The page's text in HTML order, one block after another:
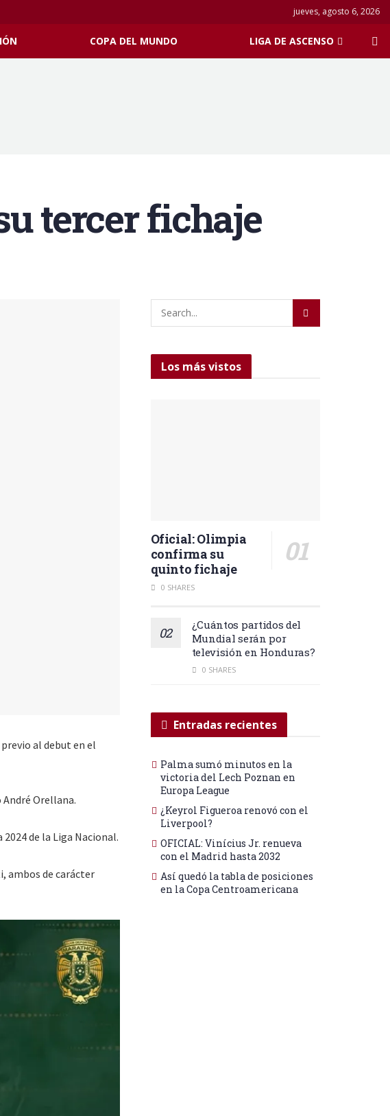
jueves, agosto 6, 2026
COPA DEL MUNDO LIGA DE ASCENSO
tercer fichaje
al debut en el
Orellana.
de la Liga Nacional.
ambos de carácter
Los más vistos
Oficial: Olimpia
confirma su
quinto fichaje
0 SHARES
¿Cuántos partidos del
Mundial serán por
televisión en Honduras?
0 SHARES
Entradas recientes
Palma sumó minutos en la
victoria del Lech Poznan en
Europa League
¿Keyrol Figueroa renovó con el
Liverpool?
OFICIAL: Vinícius Jr. renueva
con el Madrid hasta 2032
Así quedó la tabla de posiciones
en la Copa Centroamericana